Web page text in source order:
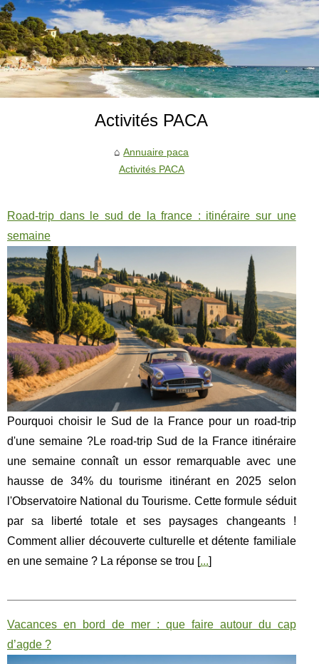
Activités PACA
Annuaire paca
Activités PACA
Road-trip dans le sud de la france : itinéraire sur une
semaine
Pourquoi choisir le Sud de la France pour un road-trip
d'une semaine ?Le road-trip Sud de la France itinéraire
une semaine connaît un essor remarquable avec une
hausse de 34% du tourisme itinérant en 2025 selon
l'Observatoire National du Tourisme. Cette formule séduit
par sa liberté totale et ses paysages changeants !
Comment allier découverte culturelle et détente familiale
en une semaine ? La réponse se trou [...]
Vacances en bord de mer : que faire autour du cap
d’agde ?